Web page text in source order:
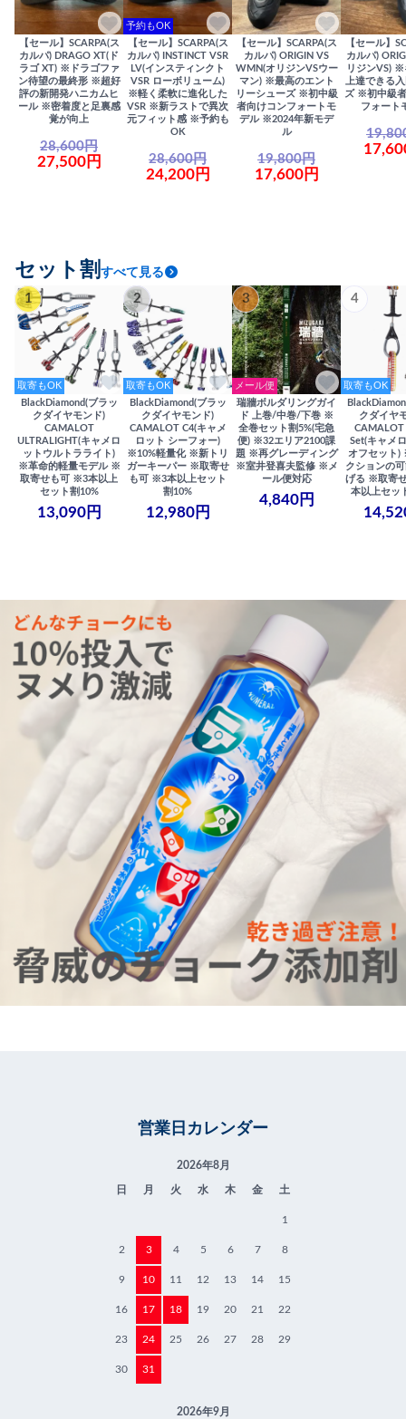
【セール】SCARPA(ス
カルパ) DRAGO XT(ド
ラゴ XT) ※ドラゴファ
ン待望の最終形 ※超好
評の新開発ハニカムヒ
ール ※密着度と足裏感
覚が向上
28,600円
27,500円
予約もOK
【セール】SCARPA(ス
カルパ) INSTINCT VSR
LV(インスティンクト
VSR ローボリューム)
※軽く柔軟に進化した
VSR ※新ラストで異次
元フィット感 ※予約も
OK
28,600円
24,200円
【セール】SCARPA(ス
カルパ) ORIGIN VS
WMN(オリジンVSウー
マン) ※最高のエント
リーシューズ ※初中級
者向けコンフォートモ
デル ※2024年新モデ
ル
19,800円
17,600円
【セール】
カルパ)
リジンVS) ※
上達できる
ズ ※初中級
フォート
セット割 すべて見る
1
取寄もOK
BlackDiamond(ブラッ
クダイヤモンド)
CAMALOT
ULTRALIGHT(キャメロ
ットウルトラライト)
※革命的軽量モデル ※
取寄せも可 ※3本以上
セット割10%
13,090円
2
取寄もOK
BlackDiamond(ブラッ
クダイヤモンド)
CAMALOT C4(キャメ
ロット シーフォー)
※10%軽量化 ※新トリ
ガーキーパー ※取寄せ
も可 ※3本以上セット
割10%
12,980円
3
メール便
瑞牆ボルダリングガイ
ド 上巻/中巻/下巻 ※
全巻セット割5%(宅急
便) ※32エリア2100課
題 ※再グレーディング
※室井登喜夫監修 ※メ
ール便対応
4,840円
4
取寄もOK
クダイヤ
Set(キャメ
オフセット)
クションの
げる ※取寄
本以上セッ
営業日カレンダー
2026年8月
日 月 火 水 木 金 土
1
2 3 4 5 6 7 8
9 10 11 12 13 14 15
16 17 18 19 20 21 22
23 24 25 26 27 28 29
30 31
2026年9月